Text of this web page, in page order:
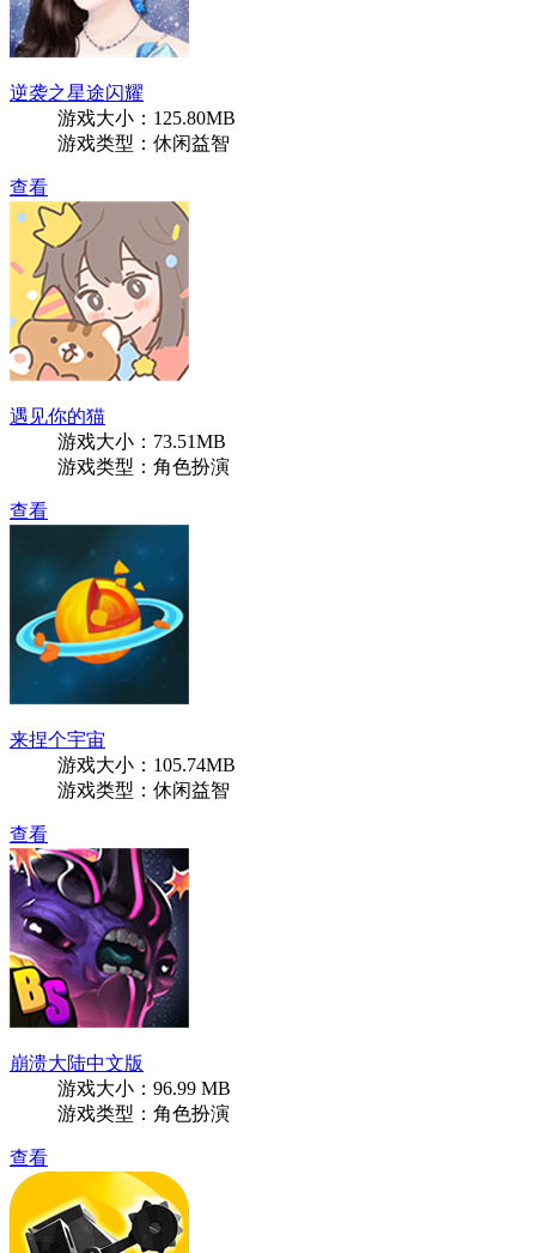
逆袭之星途闪耀
游戏大小：125.80MB
游戏类型：休闲益智
查看
遇见你的猫
游戏大小：73.51MB
游戏类型：角色扮演
查看
来捏个宇宙
游戏大小：105.74MB
游戏类型：休闲益智
查看
崩溃大陆中文版
游戏大小：96.99 MB
游戏类型：角色扮演
查看